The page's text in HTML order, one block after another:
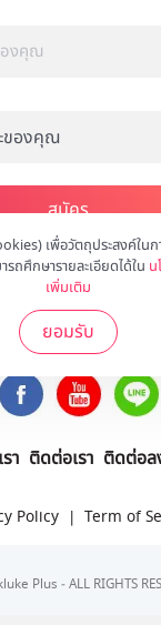
เพื่อวัตถุประสงค์ใน
ถศึกษารายละเอียดได้ใน
เพิ่มเติม
ยอมรับ
สมัคร
ติดตามเราได้ที่
า ติดต่อเรา ติดต่อ
Policy | Term of
Plus - ALL RIGHTS